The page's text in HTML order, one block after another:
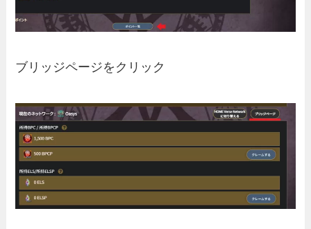
ブリッジページをクリック